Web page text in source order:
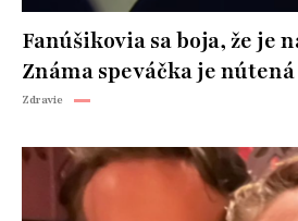
Fanúšikovia sa boja, že je
Známa speváčka je
Zdravie